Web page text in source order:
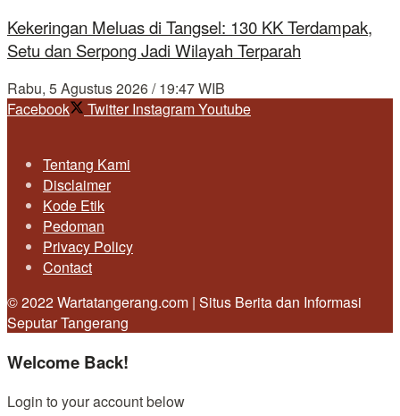
Kekeringan Meluas di Tangsel: 130 KK Terdampak,
Setu dan Serpong Jadi Wilayah Terparah
Rabu, 5 Agustus 2026 / 19:47 WIB
Facebook
Twitter InstagramYoutube
Tentang Kami
Disclaimer
Kode Etik
Pedoman
Privacy Policy
Contact
© 2022 Wartatangerang.com | Situs Berita dan Informasi
Seputar Tangerang
Welcome Back!
Login to your account below